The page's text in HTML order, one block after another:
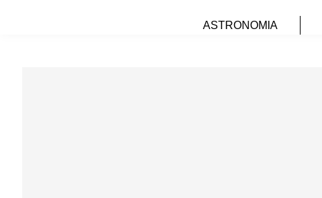
ASTRONOMIA